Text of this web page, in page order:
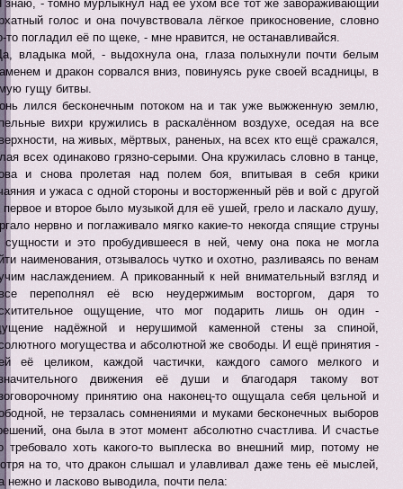
знаю, - томно мурлыкнул над её ухом всё тот же завораживающий
голос и она почувствовала лёгкое прикосновение, словно
то погладил её по щеке, - мне нравится, не останавливайся.
владыка мой, - выдохнула она, глаза полыхнули почти белым
и дракон сорвался вниз, повинуясь руке своей всадницы, в
гущу битвы.
лился бесконечным потоком на и так уже выжженную землю,
вихри кружились в раскалённом воздухе, оседая на все
на живых, мёртвых, раненых, на всех кто ещё сражался,
всех одинаково грязно-серыми. Она кружилась словно в танце,
и снова пролетая над полем боя, впитывая в себя крики
и ужаса с одной стороны и восторженный рёв и вой с другой
первое и второе было музыкой для её ушей, грело и ласкало душу,
нервно и поглаживало мягко какие-то некогда спящие струны
сущности и это пробудившееся в ней, чему она пока не могла
наименования, отзывалось чутко и охотно, разливаясь по венам
наслаждением. А прикованный к ней внимательный взгляд и
переполнял её всю неудержимым восторгом, даря то
ощущение, что мог подарить лишь он один -
надёжной и нерушимой каменной стены за спиной,
могущества и абсолютной же свободы. И ещё принятия -
её целиком, каждой частички, каждого самого мелкого и
движения её души и благодаря такому вот
принятию она наконец-то ощущала себя цельной и
не терзалась сомнениями и муками бесконечных выборов
она была в этот момент абсолютно счастлива. И счастье
требовало хоть какого-то выплеска во внешний мир, потому не
на то, что дракон слышал и улавливал даже тень её мыслей,
нежно и ласково выводила, почти пела: